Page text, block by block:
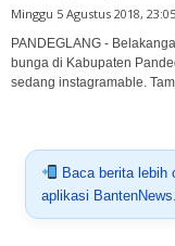
Minggu 5 Agustus 2018,
PANDEGLANG -
bunga di Kabupaten
sedang instagramable.
Baca berita lebih
aplikasi